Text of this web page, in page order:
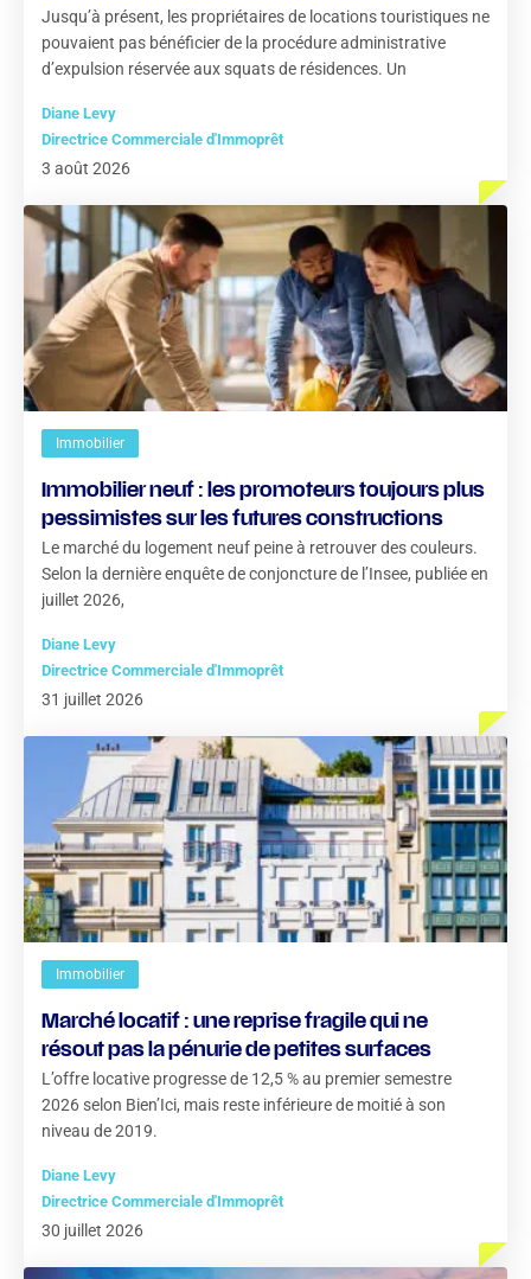
Jusqu’à présent, les propriétaires de locations touristiques ne
pouvaient pas bénéficier de la procédure administrative
d’expulsion réservée aux squats de résidences. Un
Diane Levy
Directrice Commerciale d'Immoprêt
3 août 2026
Immobilier
Immobilier neuf : les promoteurs toujours plus
pessimistes sur les futures constructions
Le marché du logement neuf peine à retrouver des couleurs.
Selon la dernière enquête de conjoncture de l’Insee, publiée en
juillet 2026,
Diane Levy
Directrice Commerciale d'Immoprêt
31 juillet 2026
Immobilier
Marché locatif : une reprise fragile qui ne
résout pas la pénurie de petites surfaces
L’offre locative progresse de 12,5 % au premier semestre
2026 selon Bien’Ici, mais reste inférieure de moitié à son
niveau de 2019.
Diane Levy
Directrice Commerciale d'Immoprêt
30 juillet 2026